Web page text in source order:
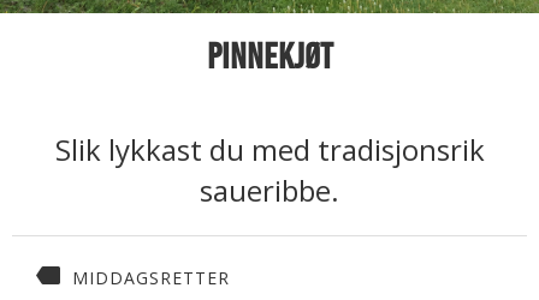
Pinnekjøt
Slik lykkast du med tradisjonsrik
saueribbe.
MIDDAGSRETTER